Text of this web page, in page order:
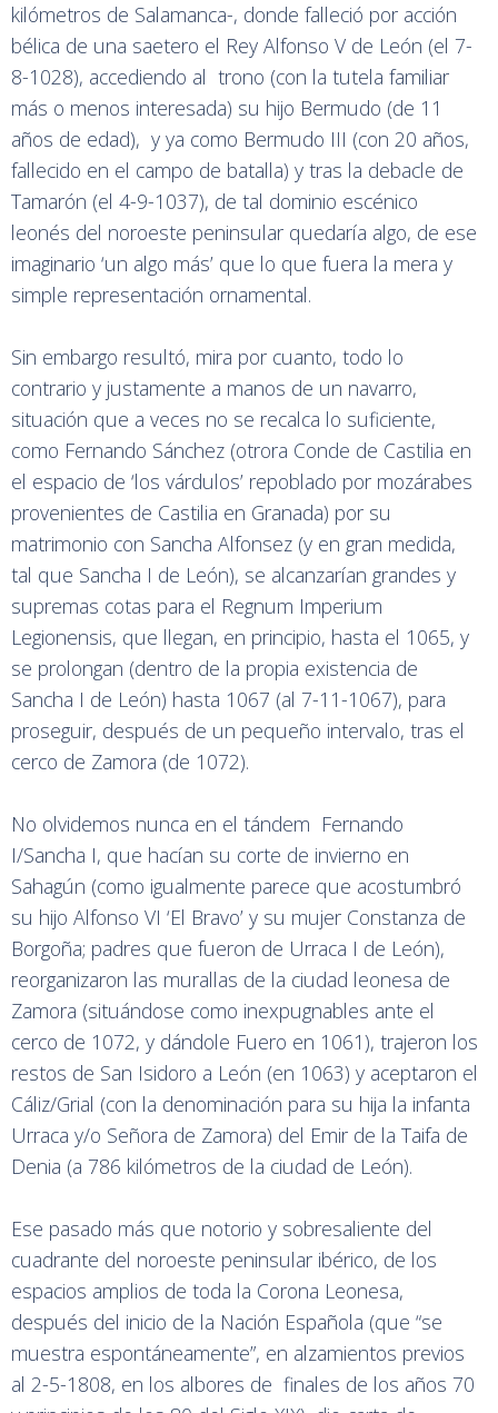
kilómetros de Salamanca-, donde falleció por acción
bélica de una saetero el Rey Alfonso V de León (el 7-
8-1028), accediendo al trono (con la tutela familiar
más o menos interesada) su hijo Bermudo (de 11
años de edad), y ya como Bermudo III (con 20 años,
fallecido en el campo de batalla) y tras la debacle de
Tamarón (el 4-9-1037), de tal dominio escénico
leonés del noroeste peninsular quedaría algo, de ese
imaginario ‘un algo más’ que lo que fuera la mera y
simple representación ornamental.
Sin embargo resultó, mira por cuanto, todo lo
contrario y justamente a manos de un navarro,
situación que a veces no se recalca lo suficiente,
como Fernando Sánchez (otrora Conde de Castilia en
el espacio de ‘los várdulos’ repoblado por mozárabes
provenientes de Castilia en Granada) por su
matrimonio con Sancha Alfonsez (y en gran medida,
tal que Sancha I de León), se alcanzarían grandes y
supremas cotas para el Regnum Imperium
Legionensis, que llegan, en principio, hasta el 1065, y
se prolongan (dentro de la propia existencia de
Sancha I de León) hasta 1067 (al 7-11-1067), para
proseguir, después de un pequeño intervalo, tras el
cerco de Zamora (de 1072).
No olvidemos nunca en el tándem Fernando
I/Sancha I, que hacían su corte de invierno en
Sahagún (como igualmente parece que acostumbró
su hijo Alfonso VI ‘El Bravo’ y su mujer Constanza de
Borgoña; padres que fueron de Urraca I de León),
reorganizaron las murallas de la ciudad leonesa de
Zamora (situándose como inexpugnables ante el
cerco de 1072, y dándole Fuero en 1061), trajeron los
restos de San Isidoro a León (en 1063) y aceptaron el
Cáliz/Grial (con la denominación para su hija la infanta
Urraca y/o Señora de Zamora) del Emir de la Taifa de
Denia (a 786 kilómetros de la ciudad de León).
Ese pasado más que notorio y sobresaliente del
cuadrante del noroeste peninsular ibérico, de los
espacios amplios de toda la Corona Leonesa,
después del inicio de la Nación Española (que “se
muestra espontáneamente”, en alzamientos previos
al 2-5-1808, en los albores de finales de los años 70